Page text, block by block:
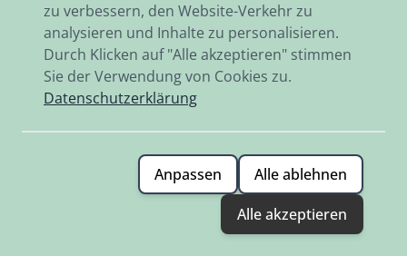
Artikelnr.
0003.200
NGK Kerzenstecker 1 KOhm
mit Gummiabdichtung
Hinzufügen
zu verbessern, den Website-Verkehr zu
analysieren und Inhalte zu personalisieren.
Durch Klicken auf "Alle akzeptieren" stimmen
Sie der Verwendung von Cookies zu.
Datenschutzerklärung
Anpassen
Alle ablehnen
Alle akzeptieren